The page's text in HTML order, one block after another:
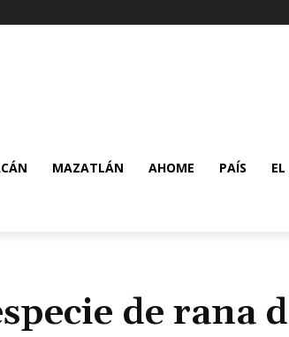
MAZATLÁN AHOME PAÍS
de rana